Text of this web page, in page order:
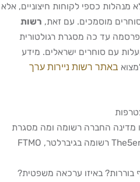
מנהלות כספי לקוחות חיצוניים, אלא
מוסמכים. עם זאת, רשות
עד כה מסגרת רגולטורית
עם סוחרים ישראלים. מידע
באתר רשות ניירות ערך
מדינה החברה רשומה ומה מסגרת
הגנת הצרכן הרלוונטית. The5ers רשומה בגיברלטר, FTMO
בוררות? באיזו ערכאה משפטית?